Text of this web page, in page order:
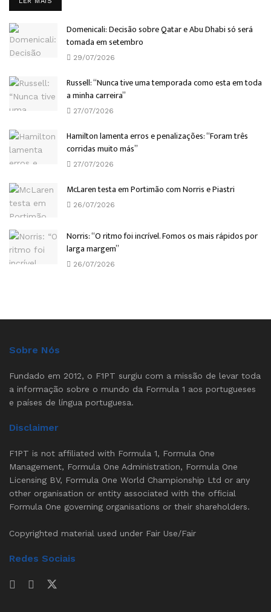
Domenicali: Decisão sobre Qatar e Abu Dhabi só será
tomada em setembro
29/07/2026
Russell: “Nunca tive uma temporada como esta em toda
a minha carreira”
27/07/2026
Hamilton lamenta erros e penalizações: “Foram três
corridas muito más”
27/07/2026
McLaren testa em Portimão com Norris e Piastri
26/07/2026
Norris: “O ritmo foi incrível. Fomos os mais rápidos por
larga margem”
26/07/2026
Sobre Nós
Fundado em 2012, o F1PT surgiu com a missão de levar toda
a informação sobre o mundo da Formula 1 aos portugueses
e países de língua portuguesa.
Disclaimer
F1PT is not affiliated with Formula 1, Formula One
Management, Formula One Administration, Formula One
Licensing BV, Formula One World Championship Ltd or any
other organisation or entity associated with the official
Formula One governing organisations or their shareholders.
Copyrighted material used under Fair Use/Fair
Redes Sociais